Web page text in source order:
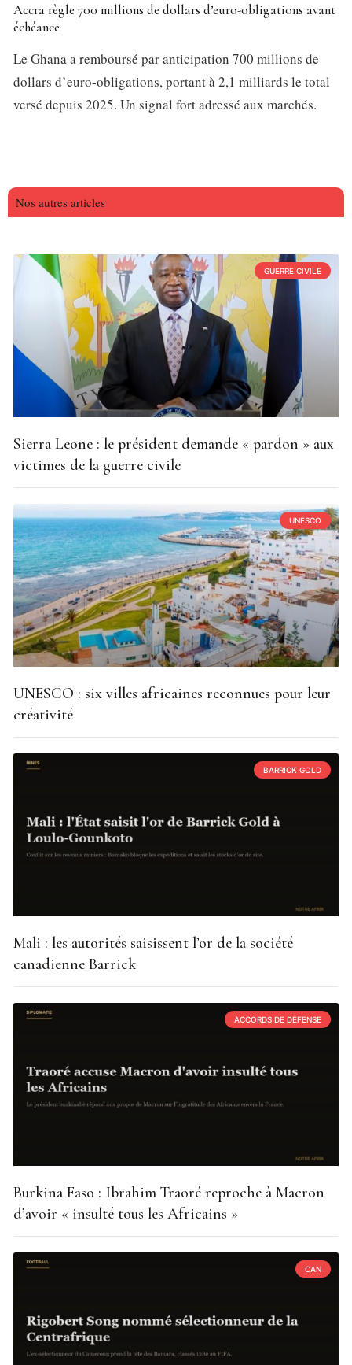
Accra règle 700 millions de dollars d’euro-obligations avant
échéance
Le Ghana a remboursé par anticipation 700 millions de
dollars d’euro-obligations, portant à 2,1 milliards le total
versé depuis 2025. Un signal fort adressé aux marchés.
Nos autres articles
GUERRE CIVILE
Sierra Leone : le président demande « pardon » aux
victimes de la guerre civile
UNESCO
UNESCO : six villes africaines reconnues pour leur
créativité
BARRICK GOLD
Mali : les autorités saisissent l’or de la société
canadienne Barrick
ACCORDS DE DÉFENSE
Burkina Faso : Ibrahim Traoré reproche à Macron
d’avoir « insulté tous les Africains »
CAN